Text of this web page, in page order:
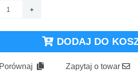
DODAJ DO
Porównaj Zapytaj o towar